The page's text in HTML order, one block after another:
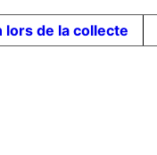
lors de la collecte